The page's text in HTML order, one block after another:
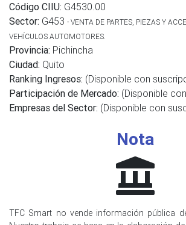
Código CIIU: G4530.00
Sector: G453 - VENTA DE PARTES, PIEZAS Y
VEHÍCULOS AUTOMOTORES.
Provincia: Pichincha
Ciudad: Quito
Ranking Ingresos: (Disponible con
Participación de Mercado: (Disponible
Empresas del Sector: (Disponible con
Nota
TFC Smart no vende información pública